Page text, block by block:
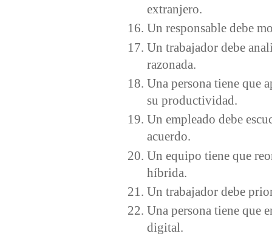
extranjero.
Un responsable debe
Un trabajador debe
razonada.
Una persona tiene que
su productividad.
Un empleado debe
acuerdo.
Un equipo tiene que
híbrida.
Un trabajador debe
Una persona tiene que
digital.